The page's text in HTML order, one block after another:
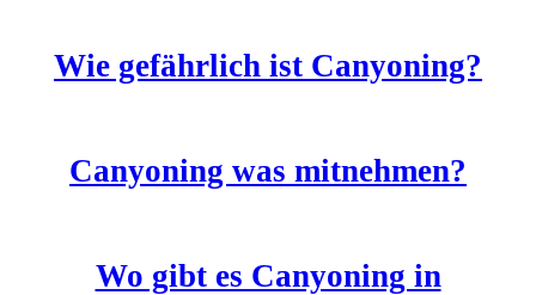
Wie gefährlich ist Canyoning?
Canyoning was mitnehmen?
Wo gibt es Canyoning in